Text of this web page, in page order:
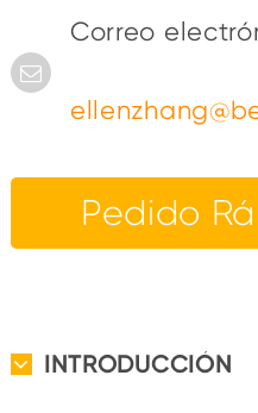
Correo
Pedido
INTRODUCCIÓN